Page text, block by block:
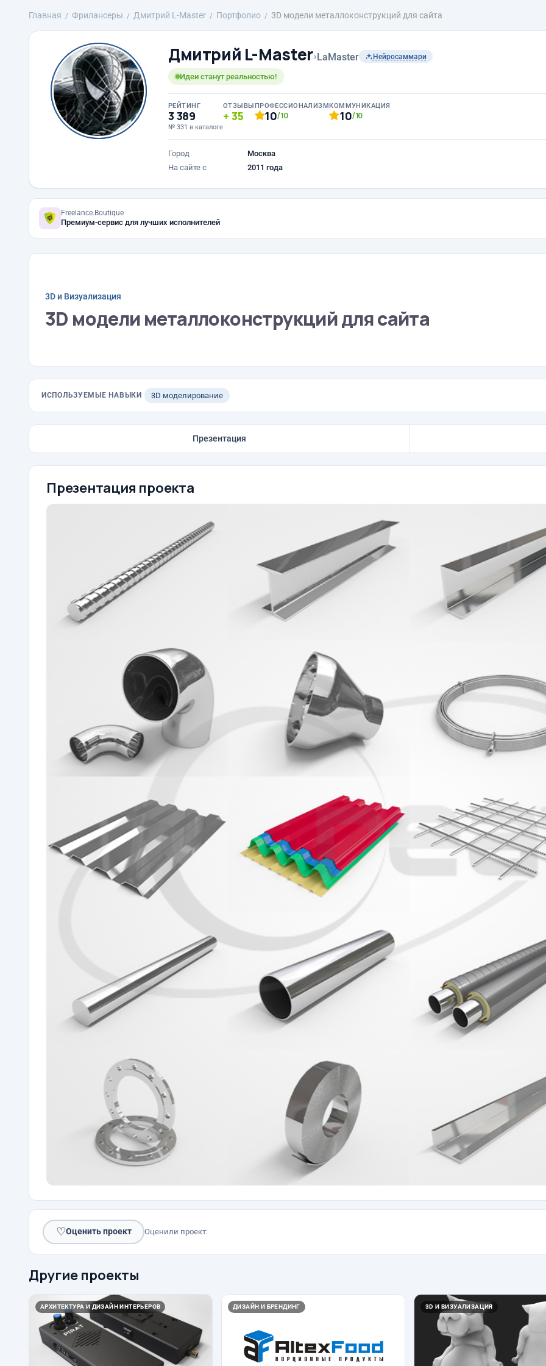
Главная Фрилансеры Дмитрий L-Master Портфолио 3D модели металлоконструкций для сайта
Дмитрий L-Master›LaMaster Нейросаммари
Идеи станут реальностью!
РЕЙТИНГ
3 389
№ 331 в каталоге
ОТЗЫВЫ
35
ПРОФЕССИОНАЛИЗМ
10/10
КОММУНИКАЦИЯ
10/10
Город
Москва
На сайте с
2011 года
Freelance.Boutique
Премиум-сервис для лучших исполнителей
3D и Визуализация
3D модели металлоконструкций для сайта
ИСПОЛЬЗУЕМЫЕ НАВЫКИ 3D моделирование
Презентация
Презентация проекта
♡Оценить проект Оценили проект:
Другие проекты
АРХИТЕКТУРА И ДИЗАЙН ИНТЕРЬЕРОВ ДИЗАЙН И БРЕНДИНГ 3D И ВИЗУАЛИЗАЦИЯ